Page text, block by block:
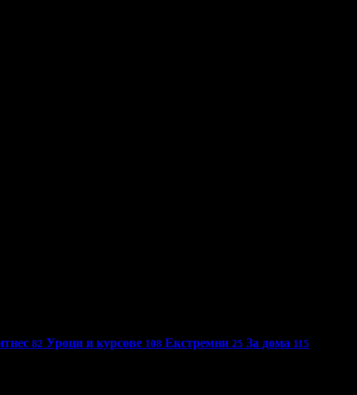
82 Уроци и курсове 108 Екстремни 25 За дома 115